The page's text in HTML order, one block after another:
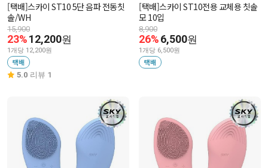
[택배]스카이 ST10 5단 음파 전동칫
솔/WH
15,900
23%12,200원
1개당 12,200원
택배
5.0 리뷰 1
[택배]스카이 ST10전용 교체용 칫솔
모 10입
8,900
26%6,500원
1개당 6,500원
택배